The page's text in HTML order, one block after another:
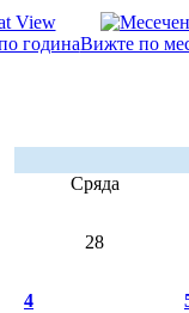
годинаВижте по
Сряда
28
4